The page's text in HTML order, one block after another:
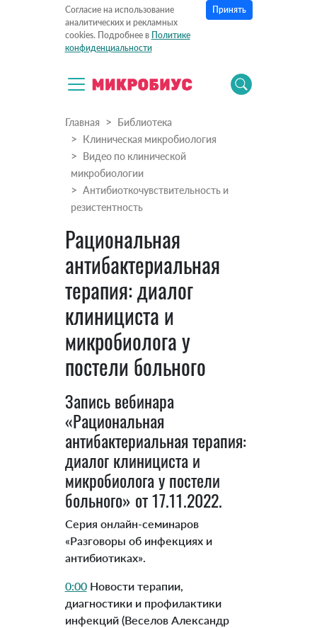
Согласие на использование
аналитических и рекламных
cookies. Подробнее в Политике
конфиденциальности
Принять
Главная
Библиотека
Клиническая микробиология
Видео по клинической
микробиологии
Антибиоткочувствительность и
резистентность
Рациональная
антибактериальная
терапия: диалог
клинициста и
микробиолога у
постели больного
Запись вебинара
«Рациональная
антибактериальная терапия:
диалог клинициста и
микробиолога у постели
больного» от 17.11.2022.
Серия онлайн-семинаров
«Разговоры об инфекциях и
антибиотиках».
0:00Новости терапии,
диагностики и профилактики
инфекций (Веселов Александр